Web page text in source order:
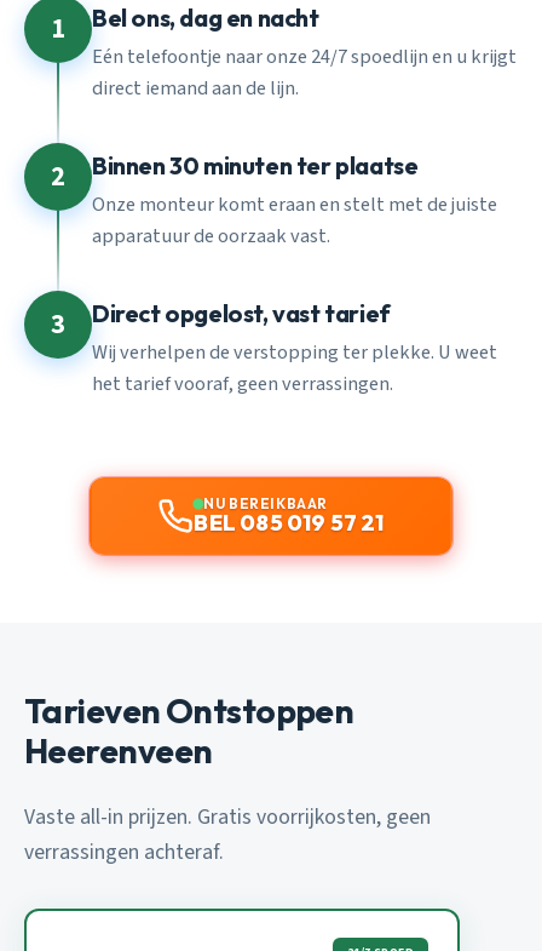
1 Bel ons, dag en nacht
Eén telefoontje naar onze 24/7 spoedlijn en u krijgt
direct iemand aan de lijn.
2 Binnen 30 minuten ter plaatse
Onze monteur komt eraan en stelt met de juiste
apparatuur de oorzaak vast.
3 Direct opgelost, vast tarief
Wij verhelpen de verstopping ter plekke. U weet
het tarief vooraf, geen verrassingen.
NU BEREIKBAAR
BEL 085 019 57 21
Tarieven Ontstoppen
Heerenveen
Vaste all-in prijzen. Gratis voorrijkosten, geen
verrassingen achteraf.